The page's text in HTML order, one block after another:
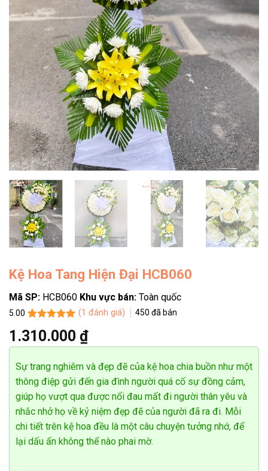
Kệ Hoa Tang Hiện Đại HCB060
Mã SP: HCB060 Khu vực bán: Toàn quốc
5.00
dựa trên
đánh giá
(1 đánh giá) 450 đã bán
1.310.000 ₫
Sự trang nghiêm và đẹp đẽ của kệ hoa chia buồn như một
thông điệp gửi đến gia đình người quá cố sự đồng cảm,
giúp họ vượt qua được nổi đau mất đi người thân yêu và
nhắc nhở họ về kỷ niệm đẹp đẽ của người đã ra đi. Mỗi
chi tiết trên kệ hoa đều là một câu chuyện tưởng nhớ, để
lại dấu ấn không thể nào phai mờ.